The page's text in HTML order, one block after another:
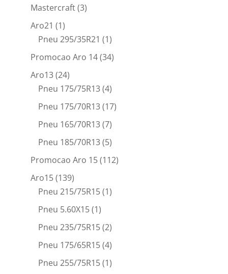
Mastercraft(3)
Aro21 (1)
Pneu 295/35R21 (1)
Promocao Aro 14(34)
Aro13(24)
Pneu 175/75R13(4)
Pneu 175/70R13(17)
Pneu 165/70R13(7)
Pneu 185/70R13(5)
Promocao Aro 15(112)
Aro15(139)
Pneu 215/75R15(1)
Pneu 5.60X15(1)
Pneu 235/75R15(2)
Pneu 175/65R15(4)
Pneu 255/75R15(1)